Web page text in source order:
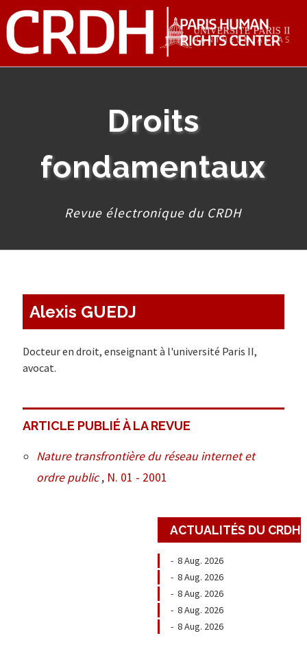
Droits
fondamentaux
Revue électronique du CRDH
Alexis GUEDJ
Docteur en droit, enseignant à l'université Paris II,
avocat.
ARTICLE PUBLIÉ À LA REVUE
Nature transfrontière du réseau internet et
ordre public , N. 01 - 2001
ACTUALITÉS DU CRDH
-8 Aug. 2026
-8 Aug. 2026
-8 Aug. 2026
-8 Aug. 2026
-8 Aug. 2026